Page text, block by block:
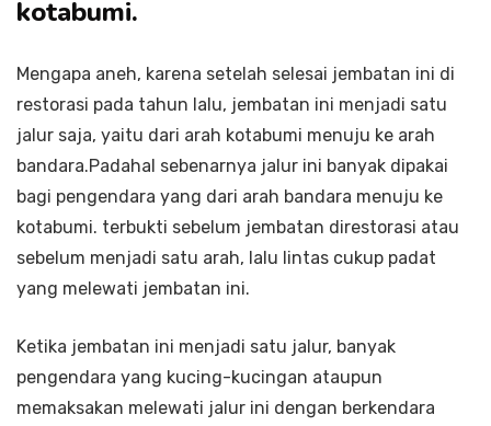
kotabumi.
Mengapa aneh, karena setelah selesai jembatan ini di
restorasi pada tahun lalu, jembatan ini menjadi satu
jalur saja, yaitu dari arah kotabumi menuju ke arah
bandara.Padahal sebenarnya jalur ini banyak dipakai
bagi pengendara yang dari arah bandara menuju ke
kotabumi. terbukti sebelum jembatan direstorasi atau
sebelum menjadi satu arah, lalu lintas cukup padat
yang melewati jembatan ini.
Ketika jembatan ini menjadi satu jalur, banyak
pengendara yang kucing-kucingan ataupun
memaksakan melewati jalur ini dengan berkendara